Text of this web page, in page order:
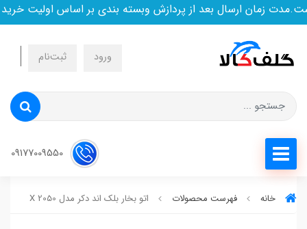
زمان ارسال بعد از پردازش وبسته بندی بر اساس اولیت خرید
ورود ثبت‌نام
خانه فهرست محصولات اتو بخار بلک اند دکر مدل X 2050